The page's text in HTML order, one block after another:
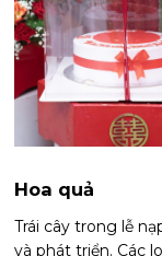
Hoa quả
Trái cây trong lễ
và phát triển. Các